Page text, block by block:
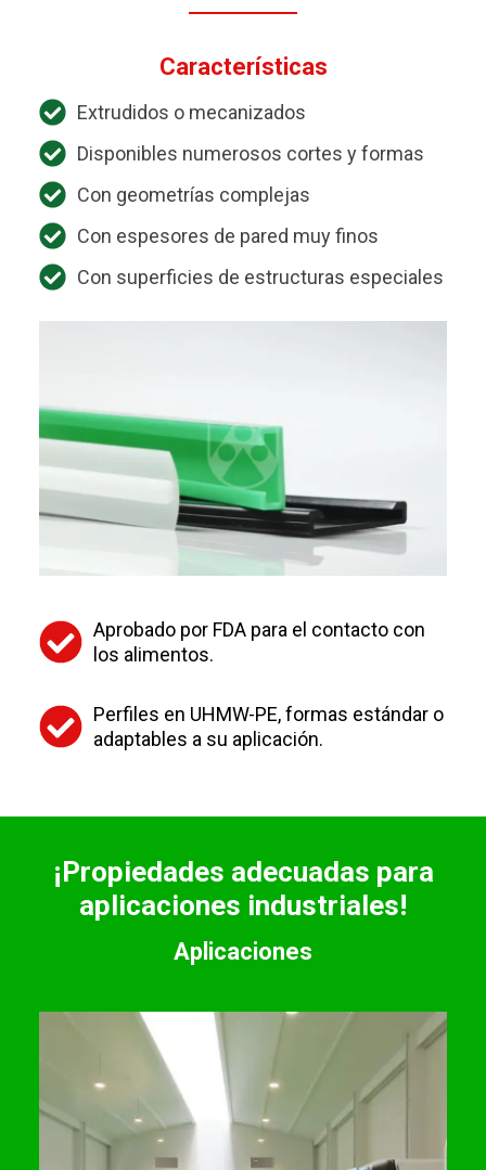
Características
Extrudidos o mecanizados
Disponibles numerosos cortes y formas
Con geometrías complejas
Con espesores de pared muy finos
Con superficies de estructuras especiales
Aprobado por FDA para el contacto con
los alimentos.
Perfiles en UHMW-PE, formas estándar o
adaptables a su aplicación.
¡Propiedades adecuadas para
aplicaciones industriales!
Aplicaciones